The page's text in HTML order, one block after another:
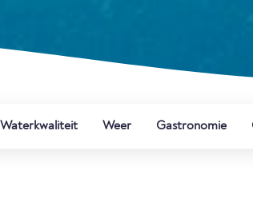
Waterkwaliteit Weer Gastronomie